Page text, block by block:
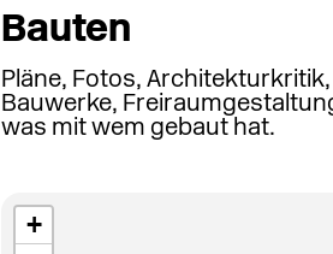
Bauten
Pläne, Fotos,
Bauwerke,
was mit wem gebaut hat.
+